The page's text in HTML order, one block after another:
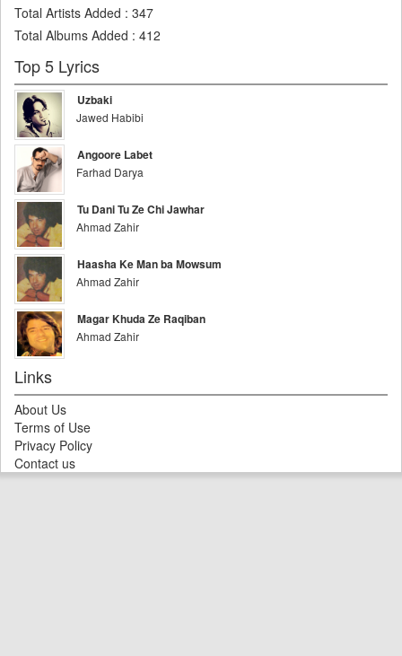
Total Artists Added : 347
Total Albums Added : 412
Top 5 Lyrics
Uzbaki
Jawed Habibi
Angoore Labet
Farhad Darya
Tu Dani Tu Ze Chi Jawhar
Ahmad Zahir
Haasha Ke Man ba Mowsum
Ahmad Zahir
Magar Khuda Ze Raqiban
Ahmad Zahir
Links
About Us
Terms of Use
Privacy Policy
Contact us